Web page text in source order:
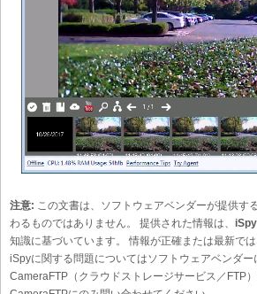
注意: この文書は、ソフトウェアベンダーが提供す
わるものではありません。 提供された情報は、
知識に基づいています。 情報が正確または最新では
iSpyに関する問題についてはソフトウェアベンダー
CameraFTP（クラウドストレージサービス／FTP